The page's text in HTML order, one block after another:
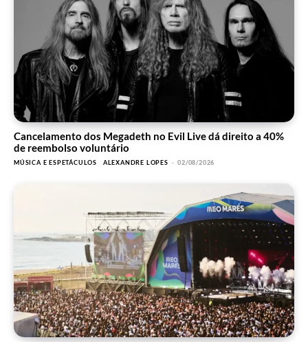
Cancelamento dos Megadeth no Evil Live dá direito a 40%
de reembolso voluntário
MÚSICA E ESPETÁCULOS ALEXANDRE LOPES - 02/08/2026